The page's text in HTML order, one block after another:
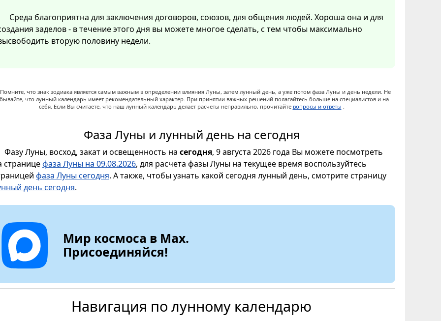
Среда благоприятна для заключения договоров, союзов, для общения людей. Хороша она и для
заделов - в течение этого дня вы можете многое сделать, с тем чтобы максимально
вторую половину недели.
Помните, что знак зодиака является самым важным в определении влияния Луны, затем лунный день, а уже потом фаза Луны и день недели. Не
что лунный календарь имеет рекомендательный характер. При принятии важных решений полагайтесь больше на специалистов и на
себя. Если Вы считаете, что наш лунный календарь делает расчеты неправильно, прочитайте вопросы и ответы .
Фаза Луны и лунный день на сегодня
Фазу Луны, восход, закат и освещенность на сегодня, 9 августа 2026 года Вы можете посмотреть
страницефаза Луны на 09.08.2026, для расчета фазы Луны на текущее время воспользуйтесь
фаза Луны сегодня. А также, чтобы узнать какой сегодня лунный день, смотрите страницу
день сегодня.
Мир космоса в Max.
Присоединяйся!
Навигация по лунному календарю